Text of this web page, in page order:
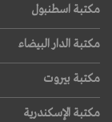
مكتبة اسطنبول
مكتبة الدار البيضاء
مكتبة بيروت
مكتبة الإسكندرية